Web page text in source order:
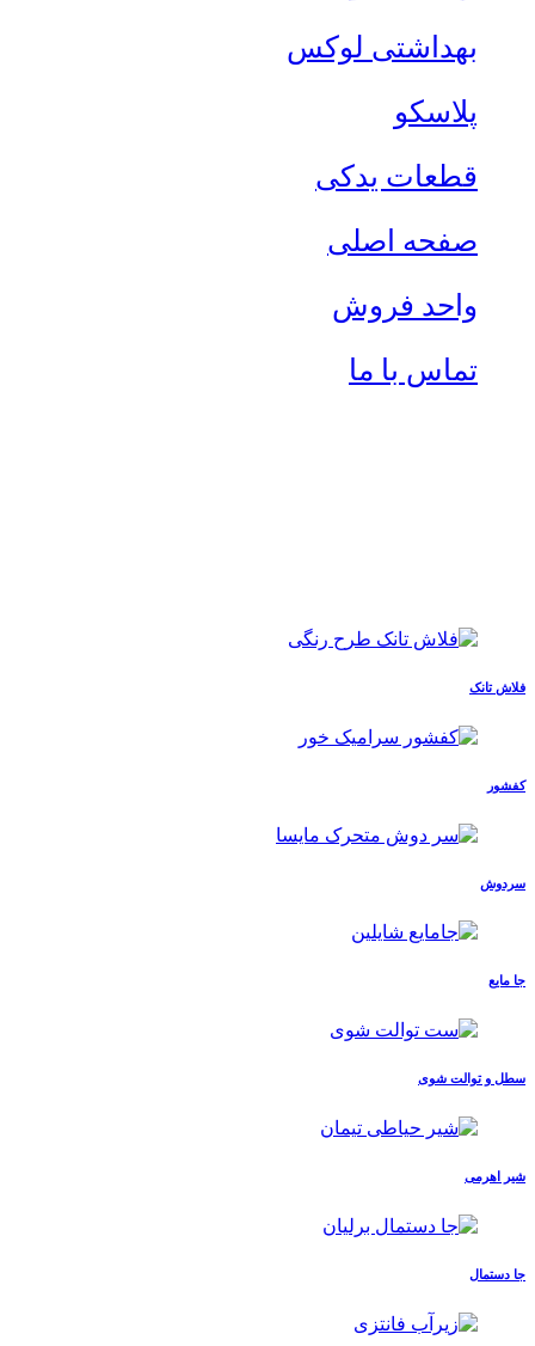
بهداشتی لوکس
پلاسکو
قطعات یدکی
صفحه اصلی
واحد فروش
تماس با ما
فلاش تانک
کفشور
سردوش
جا مایع
سطل و توالت شوی
شیر اهرمی
جا دستمال